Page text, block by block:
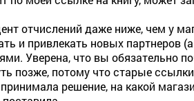
отчислений даже ниже, чем у
и привлекать новых партнеров
Уверена, что вы обязательно
позже, потому что старые
решение, на какой